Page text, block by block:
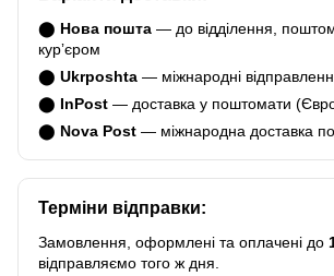
⬤ Нова пошта — до відділення,
курʼєром
⬤ Ukrposhta — міжнародні
⬤ InPost — доставка у поштомати
⬤ Nova Post — міжнародна доставка по
Терміни відправки:
Замовлення, оформлені та оплачені до
відправляємо того ж дня.